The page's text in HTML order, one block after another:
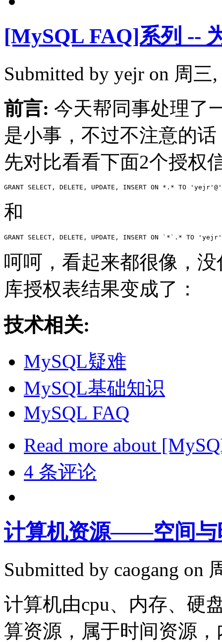
[MySQL FAQ]系列 --
Submitted by yejr on 周三,
前言: 今天帮同事处理了
是小事，不过不注意的
先对比看看下面2个授权
和
呵呵，看起来都很像，
库授权表结果变成了：
技术相关:
MySQL疑难
MySQL基础知识
MySQL FAQ
Read more about
4 条评论
计算机资源——空间与
Submitted by caogang on
计算机由cpu、内存、硬
算资源，属于时间资源